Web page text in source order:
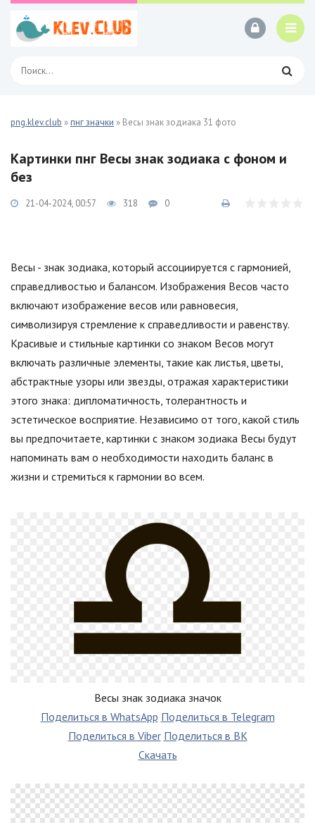
png.klev.club »пнг значки » Весы знак зодиака 31 фото
Картинки пнг Весы знак зодиака с фоном и
без
21-04-2024, 00:57 318 0
Весы - знак зодиака, который ассоциируется с гармонией,
справедливостью и балансом. Изображения Весов часто
включают изображение весов или равновесия,
символизируя стремление к справедливости и равенству.
Красивые и стильные картинки со знаком Весов могут
включать различные элементы, такие как листья, цветы,
абстрактные узоры или звезды, отражая характеристики
этого знака: дипломатичность, толерантность и
эстетическое восприятие. Независимо от того, какой стиль
вы предпочитаете, картинки с знаком зодиака Весы будут
напоминать вам о необходимости находить баланс в
жизни и стремиться к гармонии во всем.
Весы знак зодиака значок
Поделиться в WhatsApp Поделиться в Telegram
Поделиться в Viber Поделиться в ВК
Скачать